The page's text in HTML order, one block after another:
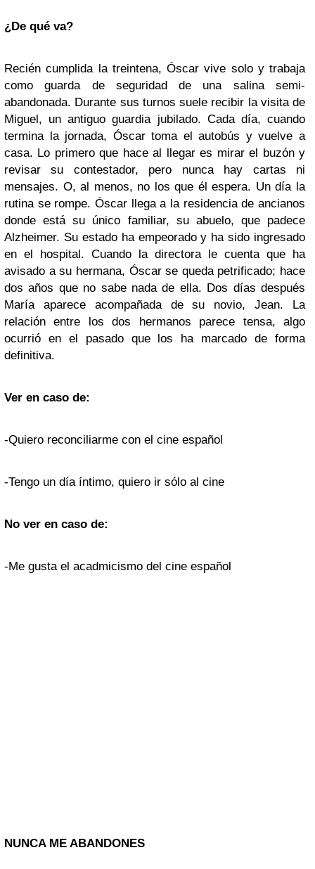
¿De qué va?
Recién cumplida la treintena, Óscar vive solo y trabaja
como guarda de seguridad de una salina semi-
abandonada. Durante sus turnos suele recibir la visita de
Miguel, un antiguo guardia jubilado. Cada día, cuando
termina la jornada, Óscar toma el autobús y vuelve a
casa. Lo primero que hace al llegar es mirar el buzón y
revisar su contestador, pero nunca hay cartas ni
mensajes. O, al menos, no los que él espera. Un día la
rutina se rompe. Óscar llega a la residencia de ancianos
donde está su único familiar, su abuelo, que padece
Alzheimer. Su estado ha empeorado y ha sido ingresado
en el hospital. Cuando la directora le cuenta que ha
avisado a su hermana, Óscar se queda petrificado; hace
dos años que no sabe nada de ella. Dos días después
María aparece acompañada de su novio, Jean. La
relación entre los dos hermanos parece tensa, algo
ocurrió en el pasado que los ha marcado de forma
definitiva.
Ver en caso de:
-Quiero reconciliarme con el cine español
-Tengo un día íntimo, quiero ir sólo al cine
No ver en caso de:
-Me gusta el acadmicismo del cine español
NUNCA ME ABANDONES